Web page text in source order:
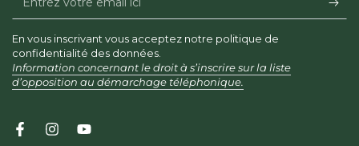
votre
email
ici
En vous inscrivant vous acceptez notre politique de
confidentialité des données.
Information concernant le droit à s’inscrire sur la liste
d’opposition au démarchage téléphonique.
FacebookInstagramYouTube